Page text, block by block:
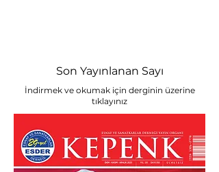
Son Yayınlanan Sayı
İndirmek ve okumak için derginin üzerine
tıklayınız